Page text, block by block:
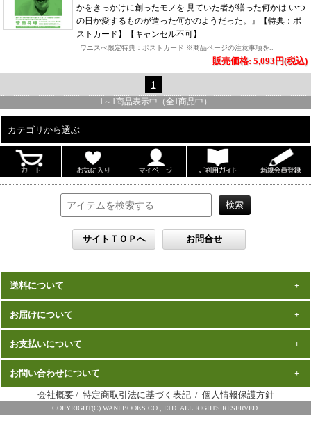
かをきっかけに創ったモノを 見ていた者が繕った何かは いつ
の日か愛するものが造った何かのようだった。』【特典：ポ
ストカード】【キャンセル不可】
ワニスぺ限定特典：ポストカード ※商品ページの注意事項を..
販売価格: 5,093円(税込)
1
1 ～ 1商品表示中（全1商品中）
カテゴリから選ぶ
ALL
男性写真集
雑誌
送料について
数量、価格に関わらず
※沖縄の送料は1,500円となります。
※商品により諸事情で金額が変更する場合もございます。
※同梱不可の商品もございますのでご注意ください。
詳細はこちら
お届けについて
在庫がある商品につきましては、
お届けとなります。
予約商品は、特典完成後の発送となりますので、
発売（予定）日
から１～２ヶ月程度でのお届けとなります
※お届けは日本国内に限らせていただきます。
お支払いについて
クレジットカード・代金引換がご利用になれます。
お問い合わせについて
ワニブックス スペシャルエディション事務局
会社概要/ 特定商取引法に基づく表記 / 個人情報保護方針
COPYRIGHT(C) WANI BOOKS CO., LTD. ALL RIGHTS RESERVED.